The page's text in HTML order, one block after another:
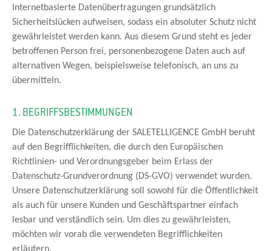
Internetbasierte Datenübertragungen grundsätzlich
Sicherheitslücken aufweisen, sodass ein absoluter Schutz nicht
gewährleistet werden kann. Aus diesem Grund steht es jeder
betroffenen Person frei, personenbezogene Daten auch auf
alternativen Wegen, beispielsweise telefonisch, an uns zu
übermitteln.
1. BEGRIFFSBESTIMMUNGEN
Die Datenschutzerklärung der SALETELLIGENCE GmbH beruht
auf den Begrifflichkeiten, die durch den Europäischen
Richtlinien- und Verordnungsgeber beim Erlass der
Datenschutz-Grundverordnung (DS-GVO) verwendet wurden.
Unsere Datenschutzerklärung soll sowohl für die Öffentlichkeit
als auch für unsere Kunden und Geschäftspartner einfach
lesbar und verständlich sein. Um dies zu gewährleisten,
möchten wir vorab die verwendeten Begrifflichkeiten
erläutern.